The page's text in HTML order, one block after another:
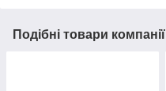
Подібні товари компанії